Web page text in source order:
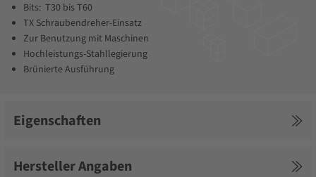
Bits: T30 bis T60
TX Schraubendreher-Einsatz
Zur Benutzung mit Maschinen
Hochleistungs-Stahllegierung
Brünierte Ausführung
Eigenschaften
Hersteller Angaben